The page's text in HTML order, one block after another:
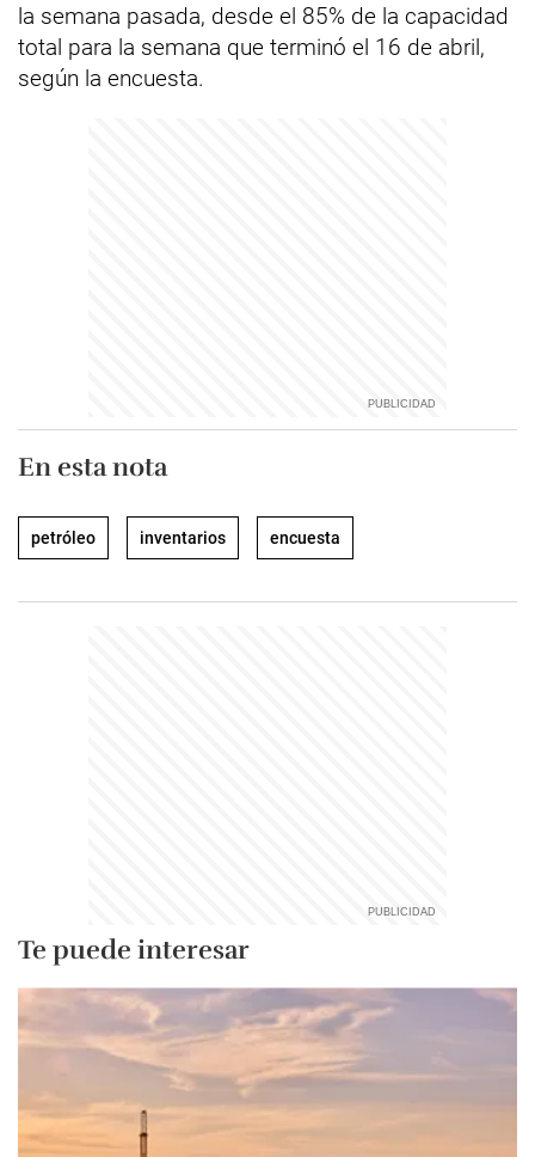
la semana pasada, desde el 85% de la capacidad
total para la semana que terminó el 16 de abril,
según la encuesta.
En esta nota
petróleo inventarios encuesta
Te puede interesar